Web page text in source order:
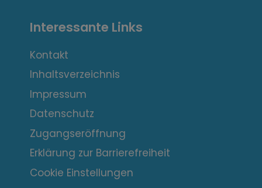
I
n
t
e
r
e
s
Interessante Links
Kontakt
Inhaltsverzeichnis
Impressum
Datenschutz
Zugangseröffnung
Erklärung zur Barrierefreiheit
Cookie Einstellungen